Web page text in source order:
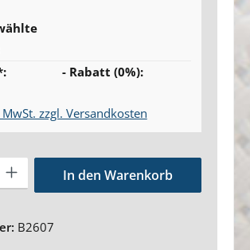
- Rabatt (0%):
zzgl. Versandkosten
Gib den gewünschten Wert ein oder
In den Warenkorb
B2607